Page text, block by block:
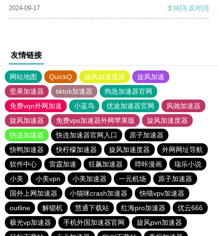
2024-09-17 支持[0] 反对[0]
友情链接
网站地图 QuickQ 旋风加速度器
旋风加速
坚果加速器
tiktok加速器
狗急加速器官网
免费vqn外网加速
小蓝鸟 优途加速器官网
风驰加速器
旋风加速器
免费vps加速器外网苹果版
旋风加速度器
快连加速器
快连加速器官网入口
原子加速器
快鸭加速器
快柠檬加速器 旋风加速度器
外网网址导航
软件中心
雷霆加速 狂飙加速器 哔咔漫画
瑞乐小说
小美
小美vpn 小美加速器 一元机场
原子加速器
国外上网加速器
小猫咪crash加速器
快喵vpv加速器
outline
解锁机 慧通下载站 红海pro加速器
优云666
极光vp加速器
手机外国加速器官网
旋风pvn加速器